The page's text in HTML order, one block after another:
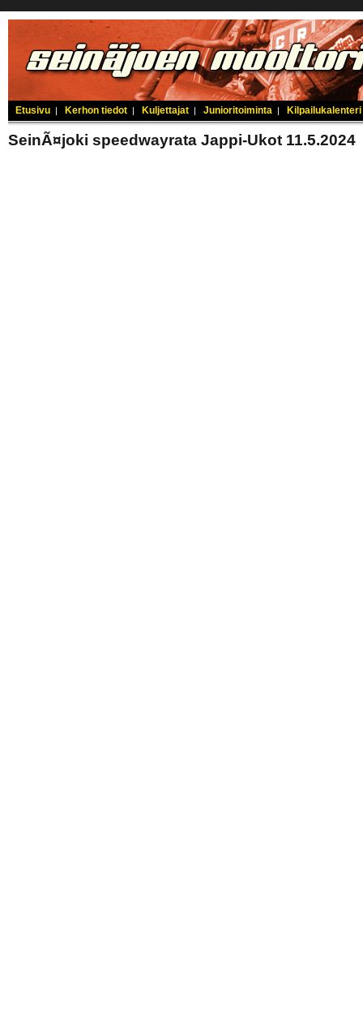
Etusivu | Kerhon tiedot | Kuljettajat | Junioritoiminta | Kilpailukalenteri
SeinÃ¤joki speedwayrata Jappi-Ukot 11.5.2024